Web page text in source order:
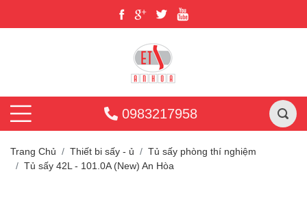
0983217958
Trang Chủ Thiết bi sấy - ủ
Tủ sấy phòng thí nghiệm
Tủ sấy 42L - 101.0A (New) An Hòa